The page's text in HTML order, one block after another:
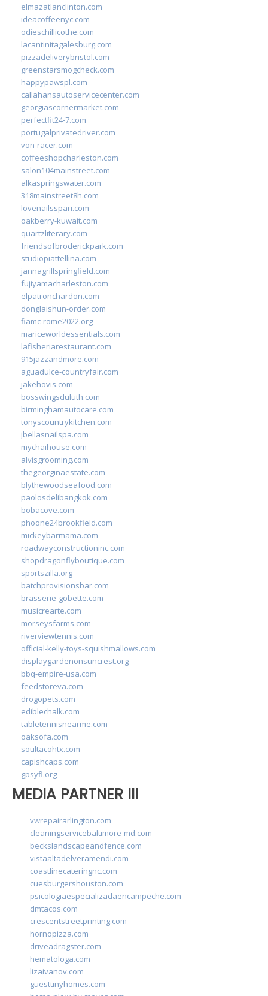
elmazatlanclinton.com
ideacoffeenyc.com
odieschillicothe.com
lacantinitagalesburg.com
pizzadeliverybristol.com
greenstarsmogcheck.com
happypawspl.com
callahansautoservicecenter.com
georgiascornermarket.com
perfectfit24-7.com
portugalprivatedriver.com
von-racer.com
coffeeshopcharleston.com
salon104mainstreet.com
alkaspringswater.com
318mainstreet8h.com
lovenailsspari.com
oakberry-kuwait.com
quartzliterary.com
friendsofbroderickpark.com
studiopiattellina.com
jannagrillspringfield.com
fujiyamacharleston.com
elpatronchardon.com
donglaishun-order.com
fiamc-rome2022.org
mariceworldessentials.com
lafisheriarestaurant.com
915jazzandmore.com
aguadulce-countryfair.com
jakehovis.com
bosswingsduluth.com
birminghamautocare.com
tonyscountrykitchen.com
jbellasnailspa.com
mychaihouse.com
alvisgrooming.com
thegeorginaestate.com
blythewoodseafood.com
paolosdelibangkok.com
bobacove.com
phoone24brookfield.com
mickeybarmama.com
roadwayconstructioninc.com
shopdragonflyboutique.com
sportszilla.org
batchprovisionsbar.com
brasserie-gobette.com
musicrearte.com
morseysfarms.com
riverviewtennis.com
official-kelly-toys-squishmallows.com
displaygardenonsuncrest.org
bbq-empire-usa.com
feedstoreva.com
drogopets.com
ediblechalk.com
tabletennisnearme.com
oaksofa.com
soultacohtx.com
capishcaps.com
gpsyfl.org
MEDIA PARTNER III
vwrepairarlington.com
cleaningservicebaltimore-md.com
beckslandscapeandfence.com
vistaaltadelveramendi.com
coastlinecateringnc.com
cuesburgershouston.com
psicologiaespecializadaencampeche.com
dmtacos.com
crescentstreetprinting.com
hornopizza.com
driveadragster.com
hematologa.com
lizaivanov.com
guesttinyhomes.com